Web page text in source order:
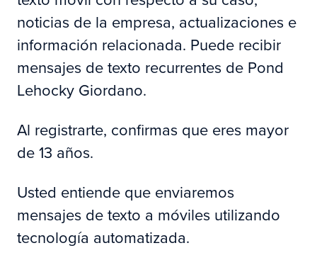
noticias de la empresa, actualizaciones e
información relacionada. Puede recibir
mensajes de texto recurrentes de Pond
Lehocky Giordano.
Al registrarte, confirmas que eres mayor
de 13 años.
Usted entiende que enviaremos
mensajes de texto a móviles utilizando
tecnología automatizada.